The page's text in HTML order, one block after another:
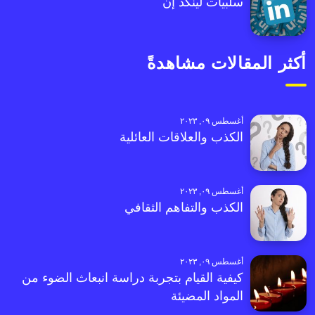
أكثر المقالات مشاهدةً
أغسطس ٠٩, ٢٠٢٣
الكذب والعلاقات العائلية
أغسطس ٠٩, ٢٠٢٣
الكذب والتفاهم الثقافي
أغسطس ٠٩, ٢٠٢٣
كيفية القيام بتجربة دراسة انبعاث الضوء من
المواد المضيئة